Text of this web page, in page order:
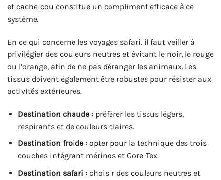
et cache-cou constitue un compliment efficace à ce
système.
En ce qui concerne les voyages safari, il faut veiller à
privilégier des couleurs neutres et évitant le noir, le rouge
ou l’orange, afin de ne pas déranger les animaux. Les
tissus doivent également être robustes pour résister aux
activités extérieures.
Destination chaude : préférer les tissus légers,
respirants et de couleurs claires.
Destination froide : opter pour la technique des trois
couches intégrant mérinos et Gore-Tex.
Destination safari : choisir des couleurs neutres et